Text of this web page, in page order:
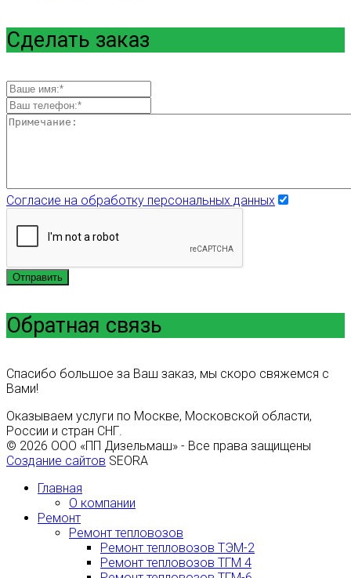
Сделать заказ
Согласие на обработку персональных данных
Отправить
Обратная связь
Спасибо большое за Ваш заказ, мы скоро свяжемся с
Вами!
Оказываем услуги по Москве, Московской области,
России и стран СНГ.
© 2026 ООО «ПП Дизельмаш» - Все права защищены
Создание сайтов SEORA
Главная
О компании
Ремонт
Ремонт тепловозов
Ремонт тепловозов ТЭМ-2
Ремонт тепловозов ТГМ 4